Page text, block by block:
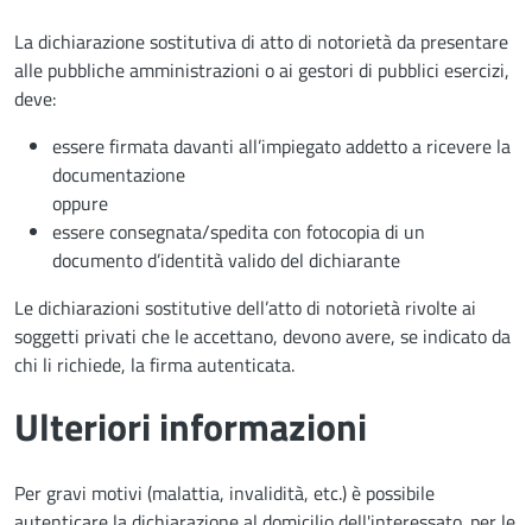
La dichiarazione sostitutiva di atto di notorietà da presentare
alle pubbliche amministrazioni o ai gestori di pubblici esercizi,
deve:
essere firmata davanti all’impiegato addetto a ricevere la
documentazione
oppure
essere consegnata/spedita con fotocopia di un
documento d’identità valido del dichiarante
Le dichiarazioni sostitutive dell’atto di notorietà rivolte ai
soggetti privati che le accettano, devono avere, se indicato da
chi li richiede, la firma autenticata.
Ulteriori informazioni
Per gravi motivi (malattia, invalidità, etc.) è possibile